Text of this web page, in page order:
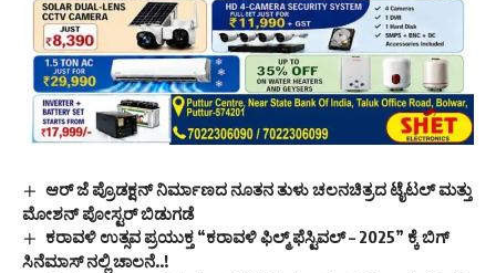
ಆರ್ ಜೆ ಪ್ರೊಡಕ್ಷನ್ ನಿರ್ಮಾಣದ ನೂತನ ತುಳು ಚಲನಚಿತ್ರದ ಟೈಟಲ್ ಮತ್ತು
ಮೋಶನ್ ಪೋಸ್ಟರ್ ಬಿಡುಗಡೆ
ಕರಾವಳಿ ಉತ್ಸವ ಪ್ರಯುಕ್ತ “ಕರಾವಳಿ ಫಿಲ್ಮ್ ಫೆಸ್ಟಿವಲ್ – 2025” ಕ್ಕೆ ಬಿಗ್
ಸಿನೆಮಾಸ್ ನಲ್ಲಿ ಚಾಲನೆ..!